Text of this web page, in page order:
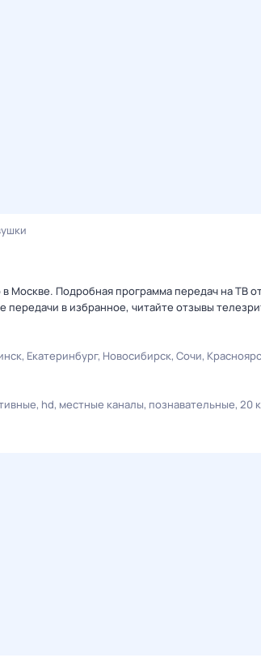
Москве. Подробная программа передач на ТВ
в избранное, читайте отзывы
Екатеринбург Новосибирск Сочи
hd местные каналы познавательные 20